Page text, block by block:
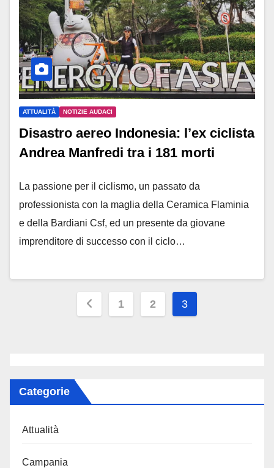
ATTUALITÀ NOTIZIE AUDACI
Disastro aereo Indonesia: l’ex ciclista
Andrea Manfredi tra i 181 morti
La passione per il ciclismo, un passato da
professionista con la maglia della Ceramica Flaminia
e della Bardiani Csf, ed un presente da giovane
imprenditore di successo con il ciclo…
Paginazione
1 2 3
Categorie
Attualità
Campania